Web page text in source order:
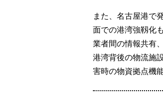
また、名古屋港で
面での港湾強靱化
業者間の情報共有
港湾背後の物流施
害時の物資拠点機